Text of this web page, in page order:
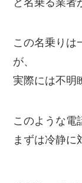
と名乗る業者
この名乗りは
が、
実際には不明
このような電
まずは冷静に